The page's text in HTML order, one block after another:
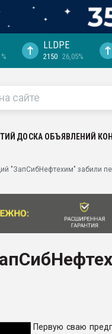
LLDPE
2150 26,05%
ДОСКА ОБЪЯВЛЕНИЙ
"ЗапСибНефтехим" забили
Первую сваю